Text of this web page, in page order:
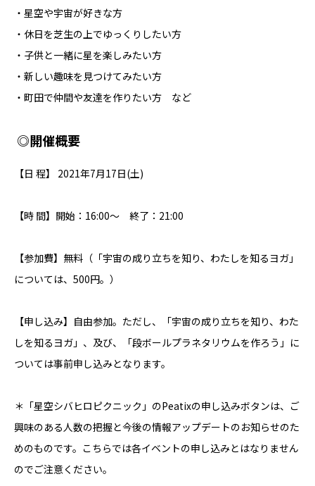
・星空や宇宙が好きな方
・休日を芝生の上でゆっくりしたい方
・子供と一緒に星を楽しみたい方
・新しい趣味を見つけてみたい方
・町田で仲間や友達を作りたい方 など
◎開催概要
【日 程】 2021年7月17日(土)
【時 間】開始：16:00〜 終了：21:00
【参加費】無料（「宇宙の成り立ちを知り、わたしを知るヨガ」
については、500円。）
【申し込み】自由参加。ただし、「宇宙の成り立ちを知り、わた
しを知るヨガ」、及び、「段ボールプラネタリウムを作ろう」に
ついては事前申し込みとなります。
＊「星空シバヒロピクニック」のPeatixの申し込みボタンは、ご
興味のある人数の把握と今後の情報アップデートのお知らせのた
めのものです。こちらでは各イベントの申し込みとはなりません
のでご注意ください。